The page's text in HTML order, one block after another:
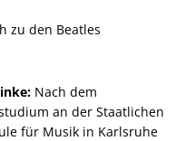
zu den Beatles
Nach dem
an der Staatlichen
für Musik in Karlsruhe